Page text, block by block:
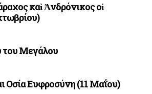
καὶ Ἀνδρόνικος οἱ
του Μεγάλου
Οσία Ευφροσύνη (11 Μαΐου)